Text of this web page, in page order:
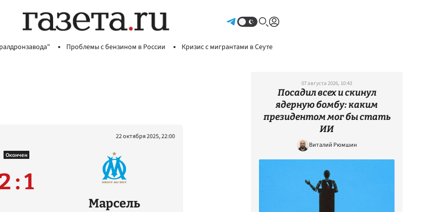
Проблемы с бензином в России Кризис с мигрантами в Сеуте
22 октября 2025, 22:00
Окончен
: 1
Марсель
07 августа 2026, 10:43
Посадил всех и скинул
ядерную бомбу: каким
президентом мог бы стать
ИИ
Виталий Рюмшин